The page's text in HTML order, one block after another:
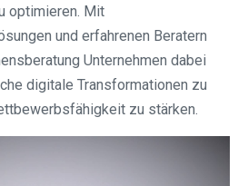
optimieren. Mit
und erfahrenen Beratern
Unternehmen dabei
digitale Transformationen zu
zu stärken.